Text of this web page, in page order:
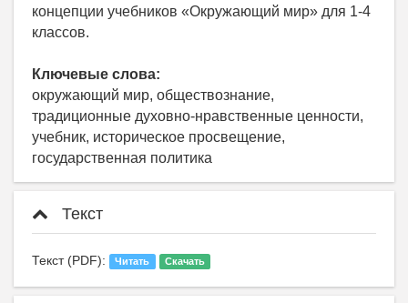
концепции учебников «Окружающий мир» для 1-4
классов.
Ключевые слова:
окружающий мир, обществознание,
традиционные духовно-нравственные ценности,
учебник, историческое просвещение,
государственная политика
Текст
Текст (PDF): Читать Скачать